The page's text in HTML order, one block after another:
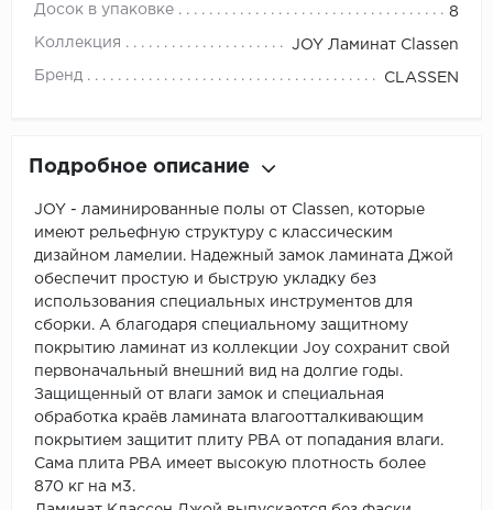
Досок в упаковке 8
Коллекция JOY Ламинат Classen
Бренд CLASSEN
Подробное описание
JOY - ламинированные полы от Classen, которые
имеют рельефную структуру с классическим
дизайном ламелии. Надежный замок ламината Джой
обеспечит простую и быструю укладку без
использования специальных инструментов для
сборки. А благодаря специальному защитному
покрытию ламинат из коллекции Joy сохранит свой
первоначальный внешний вид на долгие годы.
Защищенный от влаги замок и специальная
обработка краёв ламината влагоотталкивающим
покрытием защитит плиту РВА от попадания влаги.
Сама плита РВА имеет высокую плотность более
870 кг на м3.